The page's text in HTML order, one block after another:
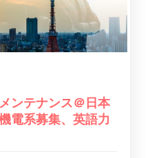
ンテナンス＠日本
電系募集、英語力